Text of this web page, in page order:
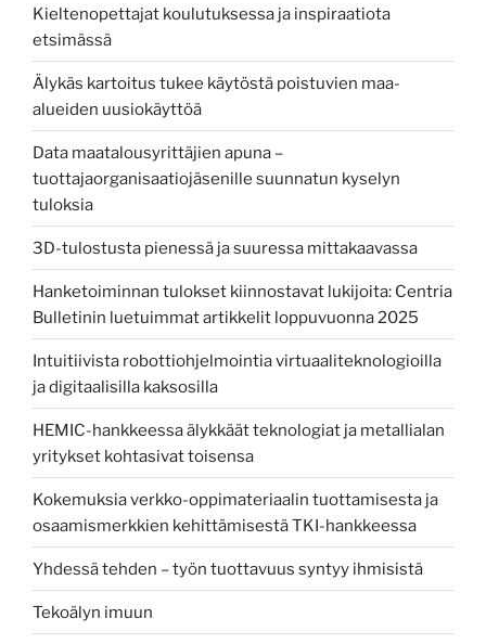
Kieltenopettajat koulutuksessa ja inspiraatiota
etsimässä
Älykäs kartoitus tukee käytöstä poistuvien maa-
alueiden uusiokäyttöä
Data maatalousyrittäjien apuna –
tuottajaorganisaatiojäsenille suunnatun kyselyn
tuloksia
3D-tulostusta pienessä ja suuressa mittakaavassa
Hanketoiminnan tulokset kiinnostavat lukijoita: Centria
Bulletinin luetuimmat artikkelit loppuvuonna 2025
Intuitiivista robottiohjelmointia virtuaaliteknologioilla
ja digitaalisilla kaksosilla
HEMIC-hankkeessa älykkäät teknologiat ja metallialan
yritykset kohtasivat toisensa
Kokemuksia verkko-oppimateriaalin tuottamisesta ja
osaamismerkkien kehittämisestä TKI-hankkeessa
Yhdessä tehden – työn tuottavuus syntyy ihmisistä
Tekoälyn imuun